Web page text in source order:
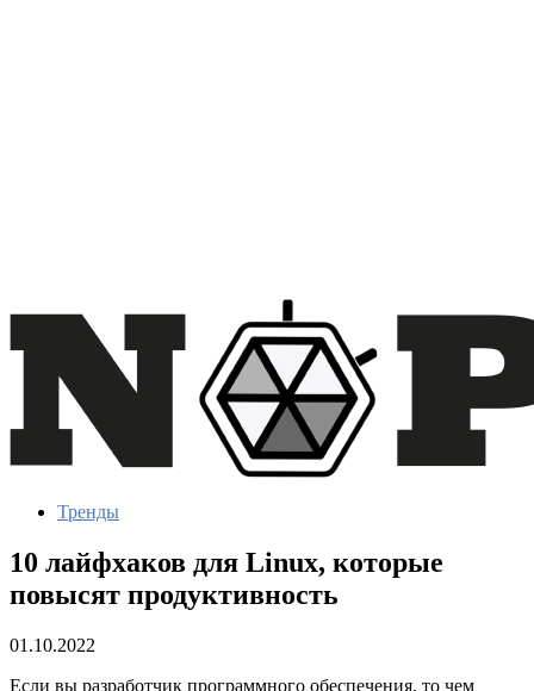
Тренды
10 лайфхаков для Linux, которые
повысят продуктивность
01.10.2022
Если вы разработчик программного обеспечения, то чем